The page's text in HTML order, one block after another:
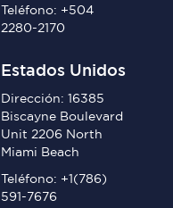
Teléfono: +504
2280-2170
Estados Unidos
Dirección: 16385
Biscayne Boulevard
Unit 2206 North
Miami Beach
Teléfono: +1(786)
591-7676